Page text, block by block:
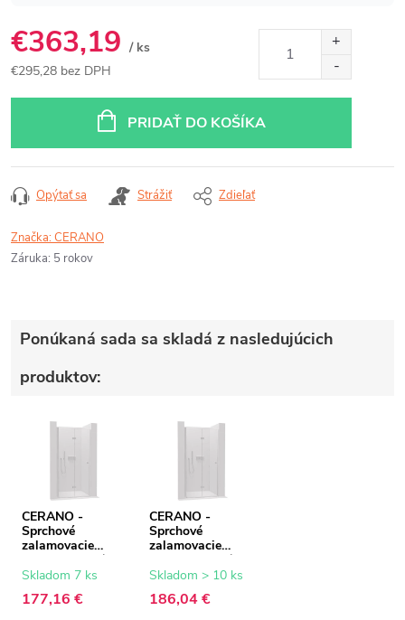
€363,19 / ks
€295,28 bez DPH
PRIDAŤ DO KOŠÍKA
Opýtať sa Strážiť Zdieľať
Značka:CERANO
Záruka: 5 rokov
Ponúkaná sada sa skladá z nasledujúcich
produktov:
CERANO -
Sprchové
zalamovacie
dvere Volpe L/P -
6 mm - chróm,
sklo - 60x190 cm
Skladom 7 ks
177,16 €
CERANO -
Sprchové
zalamovacie
dvere Volpe L/P -
6 mm - chróm,
sklo - 70x190 cm
Skladom > 10 ks
186,04 €